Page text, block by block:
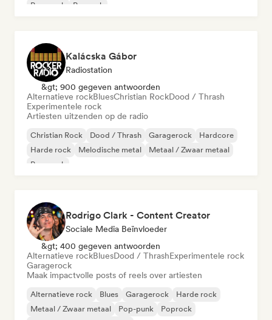
Pop-punk
Poprock
Kalácska Gábor
Radiostation
&gt; 900 gegeven antwoorden
Alternatieve rockBluesChristian RockDood / Thrash
Experimentele rock
Artiesten uitzenden op de radio
Christian Rock Dood / Thrash Garagerock
Hardcore
Harde rock
Melodische metal
Metaal / Zwaar metaal
Pop-punk
Rodrigo Clark - Content Creator
Sociale Media Beïnvloeder
&gt; 400 gegeven antwoorden
Alternatieve rockBluesDood / ThrashExperimentele rock
Garagerock
Maak impactvolle posts of reels over artiesten
Alternatieve rock Blues Garagerock
Harde rock
Metaal / Zwaar metaal
Pop-punk
Poprock